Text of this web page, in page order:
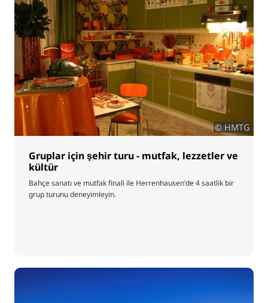
© HMTG
Gruplar için şehir turu - mutfak, lezzetler ve
kültür
Bahçe sanatı ve mutfak finali ile Herrenhausen'de 4 saatlik bir
grup turunu deneyimleyin.